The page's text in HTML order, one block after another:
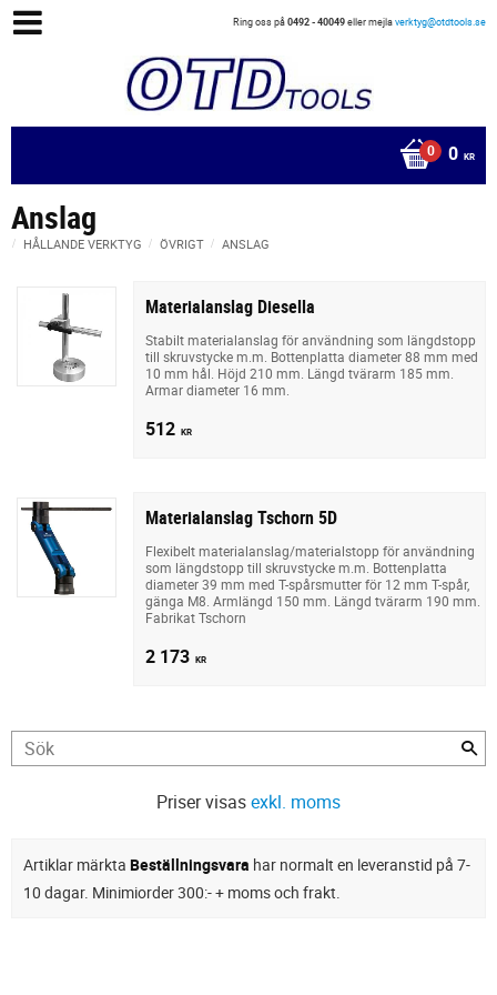
Ring oss på0492 - 40049eller mejlaverktyg@otdtools.se
0 KR
Anslag
HÅLLANDE VERKTYG ÖVRIGT ANSLAG
Materialanslag Diesella
Stabilt materialanslag för användning som längdstopp
till skruvstycke m.m. Bottenplatta diameter 88 mm med
10 mm hål. Höjd 210 mm. Längd tvärarm 185 mm.
Armar diameter 16 mm.
512 KR
Materialanslag Tschorn 5D
Flexibelt materialanslag/materialstopp för användning
som längdstopp till skruvstycke m.m. Bottenplatta
diameter 39 mm med T-spårsmutter för 12 mm T-spår,
gänga M8. Armlängd 150 mm. Längd tvärarm 190 mm.
Fabrikat Tschorn
2 173 KR
Priser visasexkl. moms
Artiklar märkta Beställningsvara har normalt en leveranstid på 7-
10 dagar. Minimiorder 300:- + moms och frakt.